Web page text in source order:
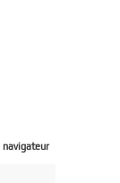
navigateur